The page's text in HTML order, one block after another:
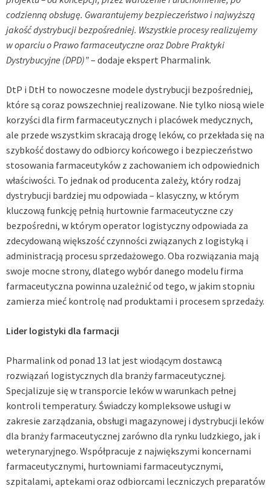
codzienną obsługę. Gwarantujemy bezpieczeństwo i najwyższą
jakość dystrybucji bezpośredniej. Wszystkie procesy realizujemy
w oparciu o Prawo farmaceutyczne oraz Dobre Praktyki
Dystrybucyjne (DPD)”– dodaje ekspert Pharmalink.
DtP i DtH to nowoczesne modele dystrybucji bezpośredniej,
które są coraz powszechniej realizowane. Nie tylko niosą wiele
korzyści dla firm farmaceutycznych i placówek medycznych,
ale przede wszystkim skracają drogę leków, co przekłada się na
szybkość dostawy do odbiorcy końcowego i bezpieczeństwo
stosowania farmaceutyków z zachowaniem ich odpowiednich
właściwości. To jednak od producenta zależy, który rodzaj
dystrybucji bardziej mu odpowiada – klasyczny, w którym
kluczową funkcję pełnią hurtownie farmaceutyczne czy
bezpośredni, w którym operator logistyczny odpowiada za
zdecydowaną większość czynności związanych z logistyką i
administracją procesu sprzedażowego. Oba rozwiązania mają
swoje mocne strony, dlatego wybór danego modelu firma
farmaceutyczna powinna uzależnić od tego, w jakim stopniu
zamierza mieć kontrolę nad produktami i procesem sprzedaży.
Lider logistyki dla farmacji
Pharmalink od ponad 13 lat jest wiodącym dostawcą
rozwiązań logistycznych dla branży farmaceutycznej.
Specjalizuje się w transporcie leków w warunkach pełnej
kontroli temperatury. Świadczy kompleksowe usługi w
zakresie zarządzania, obsługi magazynowej i dystrybucji leków
dla branży farmaceutycznej zarówno dla rynku ludzkiego, jak i
weterynaryjnego. Współpracuje z największymi koncernami
farmaceutycznymi, hurtowniami farmaceutycznymi,
szpitalami, aptekami oraz odbiorcami leczniczych preparatów